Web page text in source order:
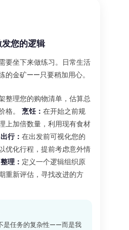
您的逻辑
要坐下来做练习。日常生活
的金矿——只要稍加用心。
整理您的购物清单，估算总
格。 烹饪： 在开始之前规
上加倍数量，利用现有食材
出行： 在出发前可视化您的
优化行程，提前考虑意外情
整理： 定义一个逻辑组织原
重新评估，寻找改进的方
是任务的复杂性——而是我